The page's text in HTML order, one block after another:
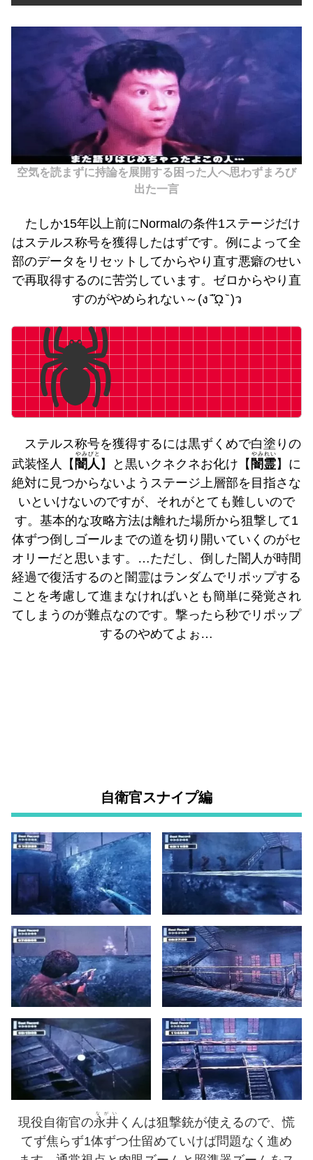
空気を読まずに持論を展開する困った人へ思わずまろび
出た一言
たしか15年以上前にnormalの条件1ステージだけ
はステルス称号を獲得したはずです。例によって全
部のデータをリセットしてからやり直す悪癖のせい
で再取得するのに苦労しています。ゼロからやり直
すのがやめられない～(ง ᷄ᾥ ᷅ )ว
🕷️
ステルス称号を獲得するには黒ずくめで白塗りの
武装怪人【 闇人
やみびと
】と黒いクネクネお化け【 闇霊
やみれい
】に
絶対に見つからないようステージ上層部を目指さな
いといけないのですが、それがとても難しいので
す。基本的な攻略方法は離れた場所から狙撃して1
体ずつ倒しゴールまでの道を切り開いていくのがセ
オリーだと思います。…ただし、倒した闇人が時間
経過で復活するのと闇霊はランダムでリポップする
ことを考慮して進まなければいとも簡単に発覚され
てしまうのが難点なのです。撃ったら秒でリポップ
するのやめてよぉ…
自衛官スナイプ編
現役自衛官の永井
ながい
くんは狙撃銃が使えるので、慌
てず焦らず1体ずつ仕留めていけば問題なく進め